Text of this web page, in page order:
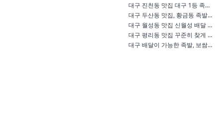
대구 진천동 맛집 대구 1등 족발 맛집 …
대구 두산동 맛집, 황금동 족발 야들…
대구 월성동 맛집 신월성 배달 족발은…
대구 평리동 맛집 꾸준히 찾게 되는 …
대구 배달이 가능한 족발, 보쌈 맛집 …